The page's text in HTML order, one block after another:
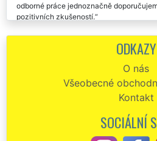
odborné práce jednoznačně
pozitivních zkušeností.
Vyklízení stavebního materiálu z mé
naprosto skvěle a velmi rychle. Určitě
Moc děkuji za likvidaci a vyklizení
stavebního materiálu v mé novostavbě
oceňuji. Za kvalitu vašich služeb dávám
ODKAZY
O nás
Všeobecné
Kontakt
SOCIÁLNÍ